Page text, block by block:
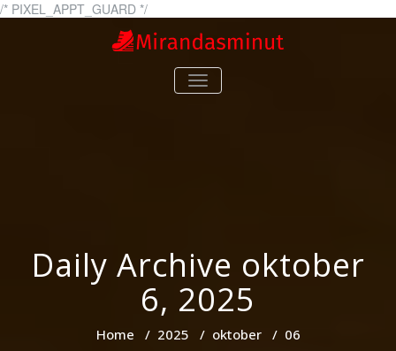
/* PIXEL_APPT_GUARD */Skip
content
mirandasminut.semirandasminut.se – Allt du
behöver veta om löpning
TOGGLE
NAVIGATION
Daily Archive oktober
6, 2025
Home / 2025 / oktober/ 06